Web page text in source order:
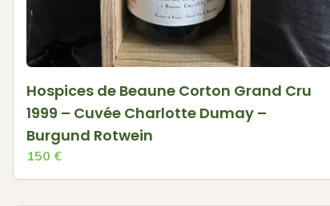
Hospices de Beaune Corton Grand Cru
1999 – Cuvée Charlotte Dumay –
Burgund Rotwein
150 €